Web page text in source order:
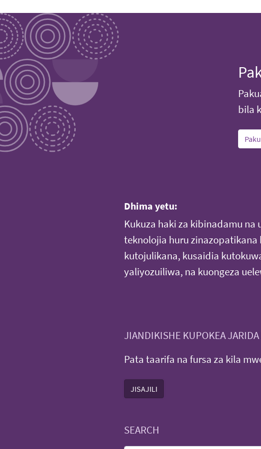
bila
Dhima yetu:
Kukuza haki za kibinadamu
teknolojia huru zinazopatikana
kutojulikana, kusaidia
yaliyozuiliwa, na kuongeza
JIANDIKISHE KUPOKEA JARIDA
Pata taarifa na fursa za kila
JISAJILI
SEARCH